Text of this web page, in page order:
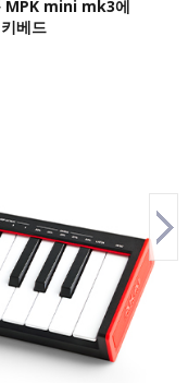
MPK mini mk3에
베드